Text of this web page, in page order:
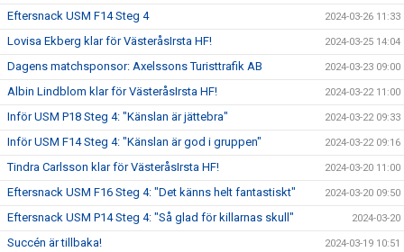
Eftersnack USM F14 Steg 4 2024-03-26 11:33
Lovisa Ekberg klar för VästeråsIrsta HF! 2024-03-25 14:04
Dagens matchsponsor: Axelssons Turisttrafik AB 2024-03-23 09:00
Albin Lindblom klar för VästeråsIrsta HF! 2024-03-22 11:00
Inför USM P18 Steg 4: "Känslan är jättebra" 2024-03-22 09:33
Inför USM F14 Steg 4: "Känslan är god i gruppen" 2024-03-22 09:16
Tindra Carlsson klar för VästeråsIrsta HF! 2024-03-20 11:00
Eftersnack USM F16 Steg 4: "Det känns helt fantastiskt" 2024-03-20 09:50
Eftersnack USM P14 Steg 4: "Så glad för killarnas skull" 2024-03-20
Succén är tillbaka! 2024-03-19 10:51